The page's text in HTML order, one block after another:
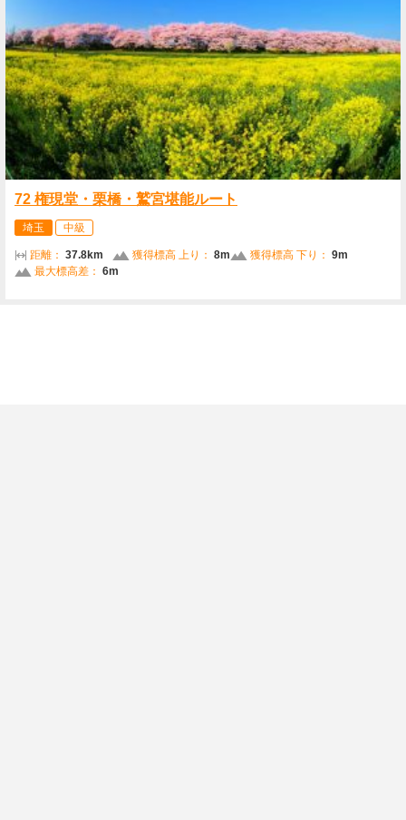
72 権現堂・栗橋・鷲宮堪能ルート
埼玉 中級
距離： 37.8km 獲得標高 上り： 8m 獲得標高 下り： 9m
最大標高差： 6m